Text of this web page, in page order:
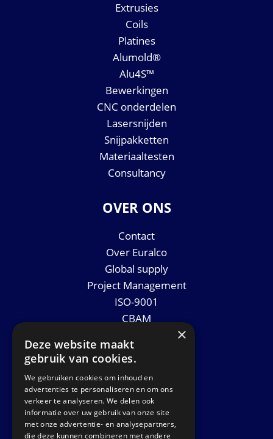
Extrusies
Coils
Platines
Alumold®
Alu4S™
Bewerkingen
CNC onderdelen
Lasersnijden
Snijpakketten
Materiaaltesten
Consultancy
OVER ONS
Contact
Over Euralco
Global supply
Project Management
ISO-9001
CBAM
Nieuws
GET IN TOUCH
Euralco Europe B.V.
Zinkstraat 24 - E9451
×
Deze website maakt
gebruik van cookies.
We gebruiken cookies om inhoud en
advertenties te personaliseren en om ons
verkeer te analyseren. We delen ook
informatie over uw gebruik van onze site
met onze advertentie- en analysepartners,
die deze kunnen combineren met andere